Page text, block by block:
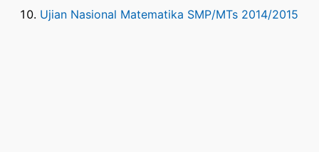
Ujian Nasional Matematika SMP/MTs 2014/2015